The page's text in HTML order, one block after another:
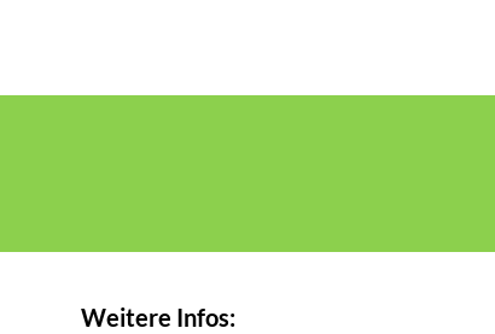
Weitere Infos: